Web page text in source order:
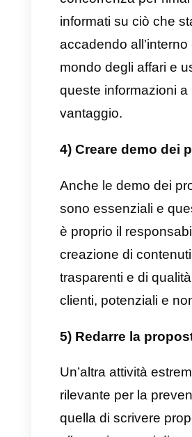
esigenze,
i loro quesiti e le
3) Avere un
fondamentale
vendita
In conclusione,
più importanti
di vendita,
vendita con tutti
clienti.
Team di
1) Ruolo
all’interno del